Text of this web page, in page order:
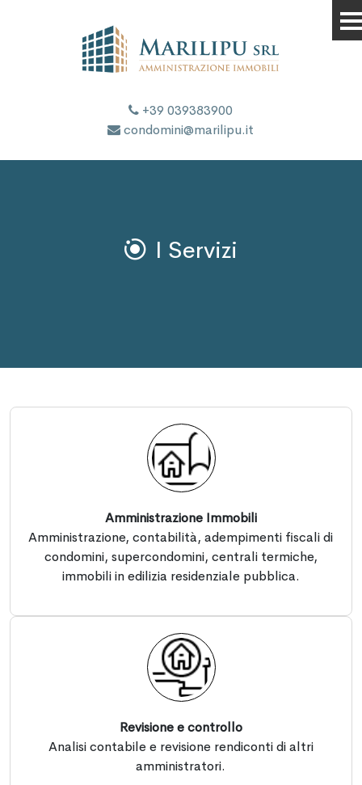
+39 039383900
condomini@marilipu.it
I Servizi
Amministrazione Immobili
Amministrazione, contabilità, adempimenti fiscali di
condomini, supercondomini, centrali termiche,
immobili in edilizia residenziale pubblica.
Revisione e controllo
Analisi contabile e revisione rendiconti di altri
amministratori.